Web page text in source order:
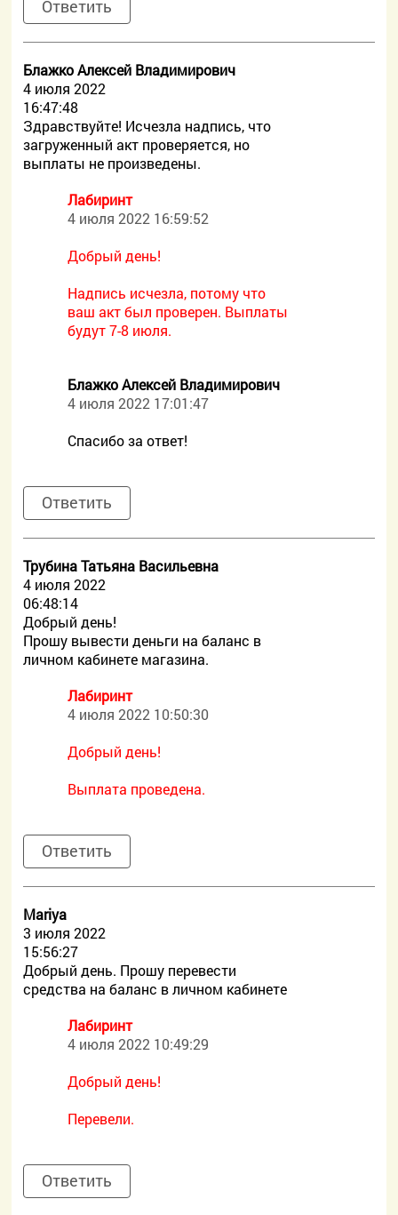
Ответить
Блажко Алексей Владимирович
4 июля 2022
16:47:48
Здравствуйте! Исчезла надпись, что
загруженный акт проверяется, но
выплаты не произведены.
Лабиринт
4 июля 2022 16:59:52
Добрый день!
Надпись исчезла, потому что
ваш акт был проверен. Выплаты
будут 7-8 июля.
Блажко Алексей Владимирович
4 июля 2022 17:01:47
Спасибо за ответ!
Ответить
Трубина Татьяна Васильевна
4 июля 2022
06:48:14
Добрый день!
Прошу вывести деньги на баланс в
личном кабинете магазина.
Лабиринт
4 июля 2022 10:50:30
Добрый день!
Выплата проведена.
Ответить
Mariya
3 июля 2022
15:56:27
Добрый день. Прошу перевести
средства на баланс в личном кабинете
Лабиринт
4 июля 2022 10:49:29
Добрый день!
Перевели.
Ответить